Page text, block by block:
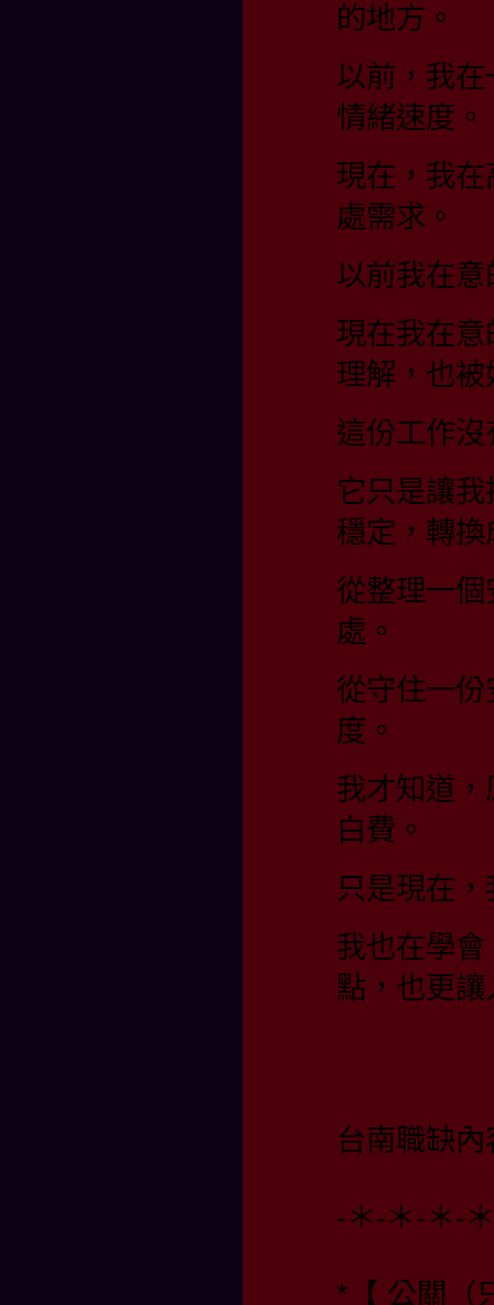
的地方。
以前，我
情緒速度。
現在，我
處需求。
以前我在
現在我在
理解，也
這份工作
它只是讓
穩定，轉
從整理一
處。
從守住一
度。
我才知道
白費。
只是現在
我也在學
點，也更
台南職缺內
-＊-＊-＊-
*【 公關（